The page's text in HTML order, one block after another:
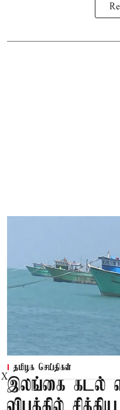
தமிழக செய்திகள்
இலங்கை கடல்
X